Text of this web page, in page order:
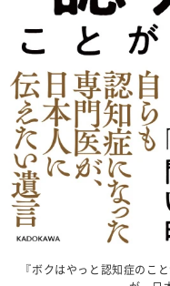
『ボクはやっと認知症の